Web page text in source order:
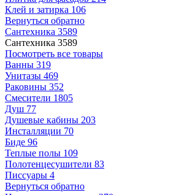
Клей и затирка 106
Вернуться обратно
Сантехника 3589
Сантехника 3589
Посмотреть все товары
Ванны 319
Унитазы 469
Раковины 352
Смесители 1805
Душ 77
Душевые кабины 203
Инсталляции 70
Биде 96
Теплые полы 109
Полотенцесушители 83
Писсуары 4
Вернуться обратно